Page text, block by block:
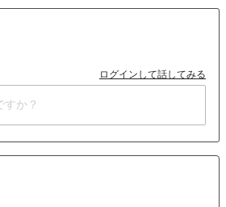
ログインして話してみる